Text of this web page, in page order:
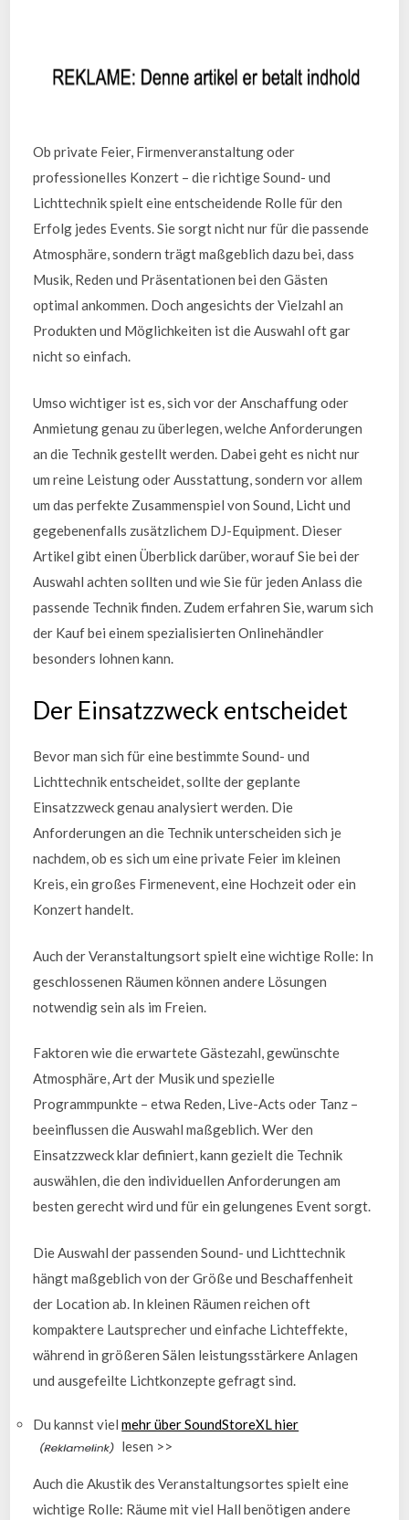
Ob private Feier, Firmenveranstaltung oder
professionelles Konzert – die richtige Sound- und
Lichttechnik spielt eine entscheidende Rolle für den
Erfolg jedes Events. Sie sorgt nicht nur für die passende
Atmosphäre, sondern trägt maßgeblich dazu bei, dass
Musik, Reden und Präsentationen bei den Gästen
optimal ankommen. Doch angesichts der Vielzahl an
Produkten und Möglichkeiten ist die Auswahl oft gar
nicht so einfach.
Umso wichtiger ist es, sich vor der Anschaffung oder
Anmietung genau zu überlegen, welche Anforderungen
an die Technik gestellt werden. Dabei geht es nicht nur
um reine Leistung oder Ausstattung, sondern vor allem
um das perfekte Zusammenspiel von Sound, Licht und
gegebenenfalls zusätzlichem DJ-Equipment. Dieser
Artikel gibt einen Überblick darüber, worauf Sie bei der
Auswahl achten sollten und wie Sie für jeden Anlass die
passende Technik finden. Zudem erfahren Sie, warum sich
der Kauf bei einem spezialisierten Onlinehändler
besonders lohnen kann.
Der Einsatzzweck entscheidet
Bevor man sich für eine bestimmte Sound- und
Lichttechnik entscheidet, sollte der geplante
Einsatzzweck genau analysiert werden. Die
Anforderungen an die Technik unterscheiden sich je
nachdem, ob es sich um eine private Feier im kleinen
Kreis, ein großes Firmenevent, eine Hochzeit oder ein
Konzert handelt.
Auch der Veranstaltungsort spielt eine wichtige Rolle: In
geschlossenen Räumen können andere Lösungen
notwendig sein als im Freien.
Faktoren wie die erwartete Gästezahl, gewünschte
Atmosphäre, Art der Musik und spezielle
Programmpunkte – etwa Reden, Live-Acts oder Tanz –
beeinflussen die Auswahl maßgeblich. Wer den
Einsatzzweck klar definiert, kann gezielt die Technik
auswählen, die den individuellen Anforderungen am
besten gerecht wird und für ein gelungenes Event sorgt.
Die Auswahl der passenden Sound- und Lichttechnik
hängt maßgeblich von der Größe und Beschaffenheit
der Location ab. In kleinen Räumen reichen oft
kompaktere Lautsprecher und einfache Lichteffekte,
während in größeren Sälen leistungsstärkere Anlagen
und ausgefeilte Lichtkonzepte gefragt sind.
Du kannst vielmehr über SoundStoreXL hier
lesen >>
Auch die Akustik des Veranstaltungsortes spielt eine
wichtige Rolle: Räume mit viel Hall benötigen andere